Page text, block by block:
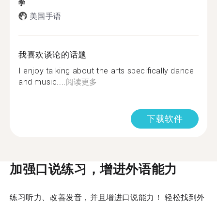
学
美国手语
我喜欢谈论的话题
I enjoy talking about the arts specifically dance
and music.... 阅读更多
下载软件
加强口说练习，增进外语能力
练习听力、改善发音，并且增进口说能力！ 轻松找到外